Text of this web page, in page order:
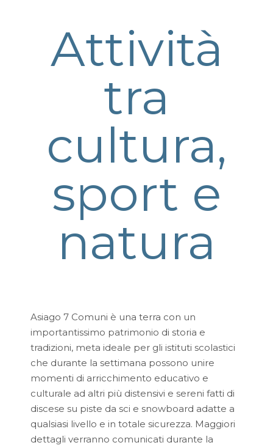
Attività
tra
cultura,
sport e
natura
Asiago 7 Comuni è una terra con un
importantissimo patrimonio di storia e
tradizioni, meta ideale per gli istituti scolastici
che durante la settimana possono unire
momenti di arricchimento educativo e
culturale ad altri più distensivi e sereni fatti di
discese su piste da sci e snowboard adatte a
qualsiasi livello e in totale sicurezza. Maggiori
dettagli verranno comunicati durante la